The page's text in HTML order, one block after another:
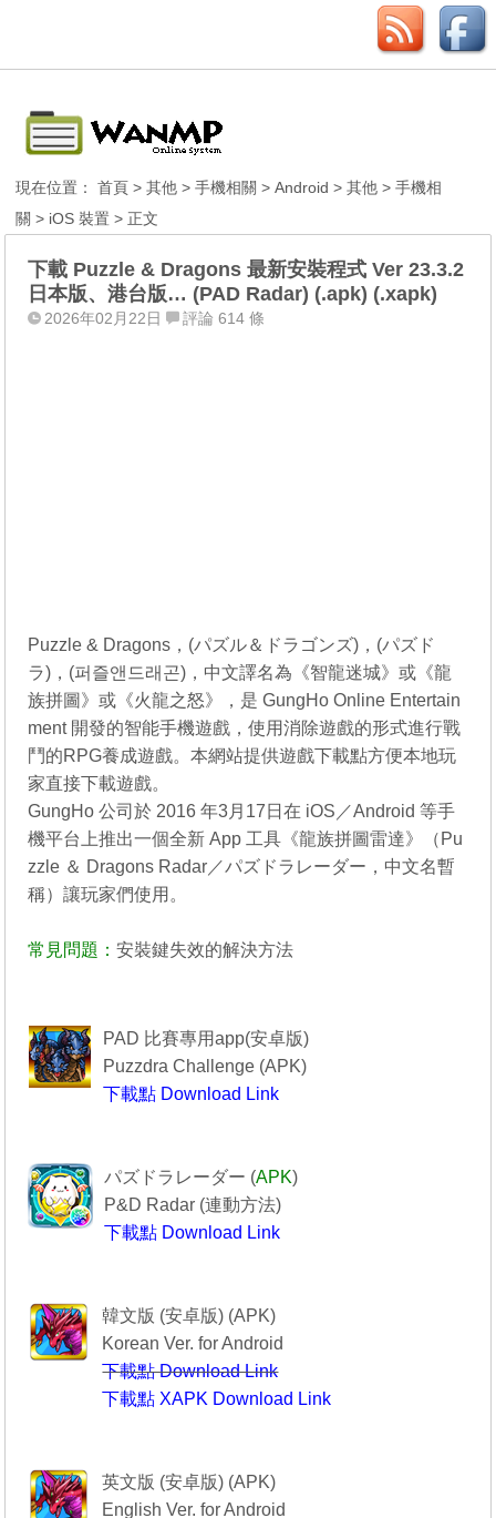
現在位置：首頁 >其他 >手機相關 >Android >其他 >手機相
關 > iOS 裝置 > 正文
下載 Puzzle & Dragons 最新安裝程式 Ver 23.3.2
日本版、港台版… (PAD Radar) (.apk) (.xapk)
2026年02月22日 評論 614 條
Puzzle & Dragons，(パズル＆ドラゴンズ)，(パズド
ラ)，(퍼즐앤드래곤)，中文譯名為《智龍迷城》或《龍
族拼圖》或《火龍之怒》，是 GungHo Online Entertain
ment 開發的智能手機遊戲，使用消除遊戲的形式進行戰
鬥的RPG養成遊戲。本網站提供遊戲下載點方便本地玩
家直接下載遊戲。
GungHo 公司於 2016 年3月17日在 iOS／Android 等手
機平台上推出一個全新 App 工具《龍族拼圖雷達》（Pu
zzle ＆ Dragons Radar／パズドラレーダー，中文名暫
稱）讓玩家們使用。
常見問題：安裝鍵失效的解決方法
PAD 比賽專用app(安卓版)
Puzzdra Challenge (APK)
下載點 Download Link
パズドラレーダー (APK)
P&D Radar (連動方法)
下載點 Download Link
韓文版 (安卓版) (APK)
Korean Ver. for Android
下載點 Download Link
下載點 XAPK Download Link
英文版 (安卓版) (APK)
English Ver. for Android